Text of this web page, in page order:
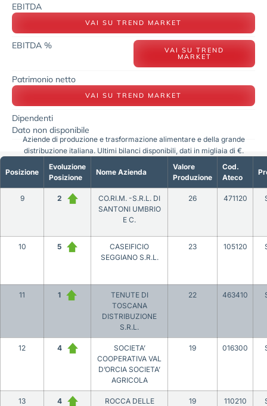
EBITDA
VAI SU TREND MARKET
EBITDA % VAI SU TREND
MARKET
Patrimonio netto
VAI SU TREND MARKET
Dipendenti
Dato non disponibile
Posizione
Evoluzione
Posizione
Nome Azienda
Valore
Produzione
Cod.
Ateco
9 2
CO.RI.M. -S.R.L. DI
SANTONI UMBRIO
E C.
26 471120
10 5
CASEIFICIO
SEGGIANO S.R.L.
23 105120
11 1
TENUTE DI
TOSCANA
DISTRIBUZIONE
S.R.L.
22 463410
12 4
SOCIETA’
COOPERATIVA VAL
D’ORCIA SOCIETA’
AGRICOLA
19 016300
13 4
ROCCA DELLE
19 110210
Aziende di produzione e trasformazione alimentare e della grande
distribuzione italiana. Ultimi bilanci disponibili, dati in migliaia di €.